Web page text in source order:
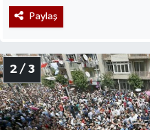
Paylaş
2 / 3